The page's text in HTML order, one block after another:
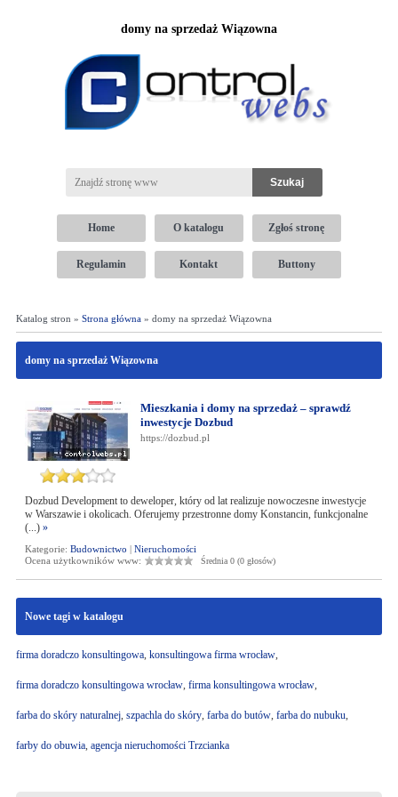
domy na sprzedaż Wiązowna
Home O katalogu Zgłoś stronę
Regulamin Kontakt Buttony
Katalog stron » Strona główna» domy na sprzedaż Wiązowna
domy na sprzedaż Wiązowna
Mieszkania i domy na sprzedaż – sprawdź
inwestycje Dozbud
https://dozbud.pl
Dozbud Development to deweloper, który od lat realizuje nowoczesne inwestycje
w Warszawie i okolicach. Oferujemy przestronne domy Konstancin, funkcjonalne
(...) »
Kategorie: Budownictwo | Nieruchomości
Ocena użytkowników www:
Średnia 0 (0 głosów)
Nowe tagi w katalogu
firma doradczo konsultingowa, konsultingowa firma wrocław,
firma doradczo konsultingowa wrocław, firma konsultingowa wrocław,
farba do skóry naturalnej, szpachla do skóry, farba do butów, farba do nubuku,
farby do obuwia, agencja nieruchomości Trzcianka